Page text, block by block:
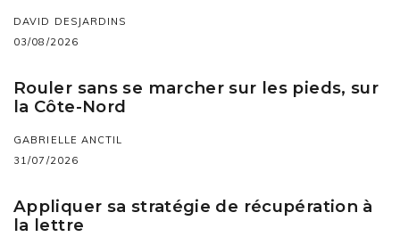
DAVID DESJARDINS
03/08/2026
Rouler sans se marcher sur les pieds, sur
la Côte-Nord
GABRIELLE ANCTIL
31/07/2026
Appliquer sa stratégie de récupération à
la lettre